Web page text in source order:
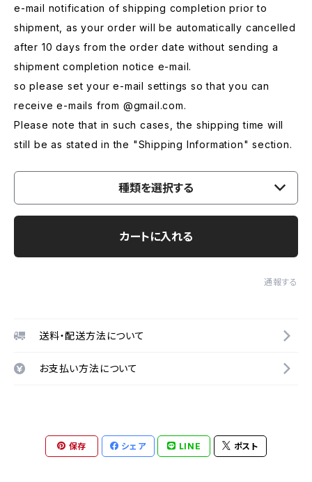
e-mail notification of shipping completion prior to
shipment, as your order will be automatically cancelled
after 10 days from the order date without sending a
shipment completion notice e-mail.
so please set your e-mail settings so that you can
receive e-mails from @gmail.com.
Please note that in such cases, the shipping time will
still be as stated in the "Shipping Information" section.
種類を選択する
カートに入れる
通報する
送料・配送方法について
お支払い方法について
保存 シェア LINE ポスト